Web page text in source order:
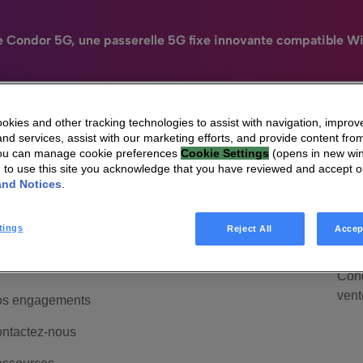
Condor 5G, une passerelle 5G fixe innovante compatible
HomeSight Industries Entreprise
sommes-nous
&
investisseurs
engagements
nous
HomeSight
and other tracking technologies to assist with navigation,
services, assist with our marketing efforts, and provide content
can manage cookie preferences Cookie Settings (opens in new
to use this site you acknowledge that you have reviewed and accept
Notices.
Reject All